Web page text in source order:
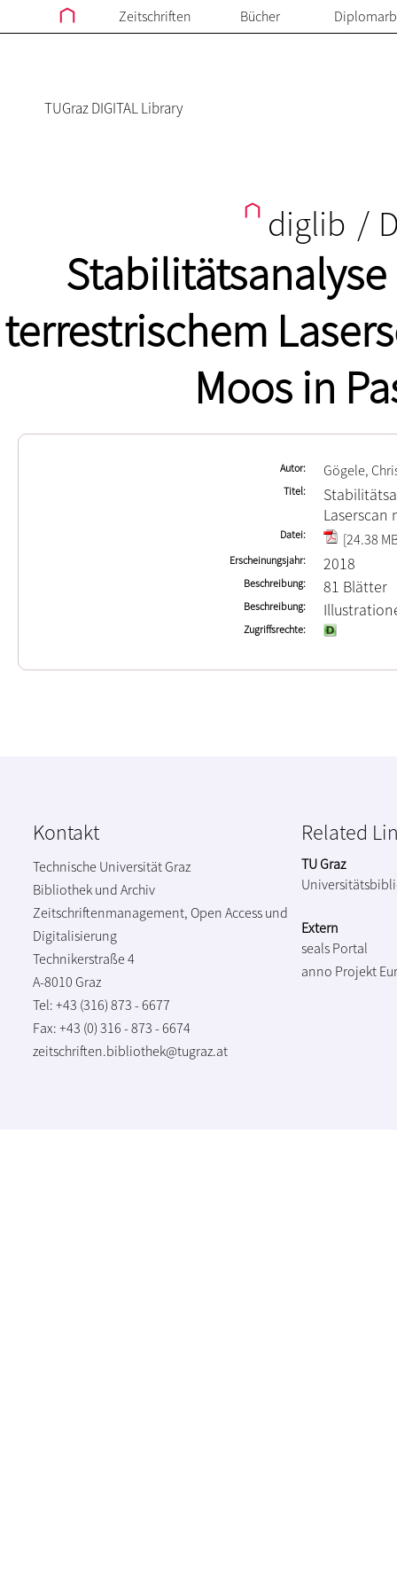
Zeitschriften Bücher
TUGraz DIGITAL Library
diglib /
terrestrischem
Moos in
Autor Gögele,
Titel
Laserscan
Datei [24.38
Erscheinungsjahr 2018
Beschreibung 81 Blätter
Beschreibung
Zugriffsrechte
Kontakt
Technische Universität Graz
Bibliothek und Archiv
Zeitschriftenmanagement, Open Access und
Digitalisierung
Technikerstraße 4
A-8010 Graz
Tel: +43 (316) 873 - 6677
Fax: +43 (0) 316 - 873 - 6674
zeitschriften.bibliothek@tugraz.at
Related
TU Graz
Extern
seals Portal
anno Projekt